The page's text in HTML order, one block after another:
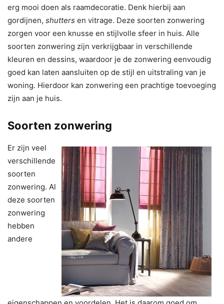
erg mooi doen als raamdecoratie. Denk hierbij aan
gordijnen, shutters en vitrage. Deze soorten zonwering
zorgen voor een knusse en stijlvolle sfeer in huis. Alle
soorten zonwering zijn verkrijgbaar in verschillende
kleuren en dessins, waardoor je de zonwering eenvoudig
goed kan laten aansluiten op de stijl en uitstraling van je
woning. Hierdoor kan zonwering een prachtige toevoeging
zijn aan je huis.
Soorten zonwering
Er zijn veel
verschillende
soorten
zonwering. Al
deze soorten
zonwering
hebben
andere